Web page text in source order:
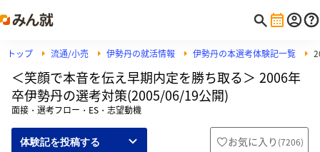
トップ 流通/小売 伊勢丹の就活情報 伊勢丹の本選考体験記一覧
＜笑顔で本音を伝え早期内定を勝ち取る＞ 2006年
卒伊勢丹の選考対策(2005/06/19公開)
面接・選考フロー・ES・志望動機
体験記を投稿する お気に入り (7206)